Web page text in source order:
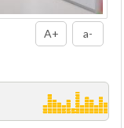
A+ a-